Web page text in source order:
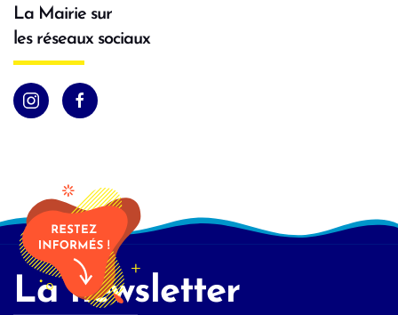
La Mairie sur
les réseaux sociaux
La newsletter